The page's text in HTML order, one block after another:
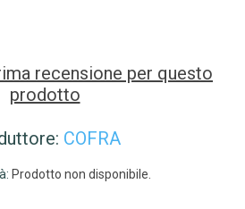
recensione per questo
prodotto
COFRA
Prodotto non disponibile.